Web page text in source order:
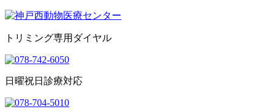
トリミング専用ダイヤル
日曜祝日診療対応